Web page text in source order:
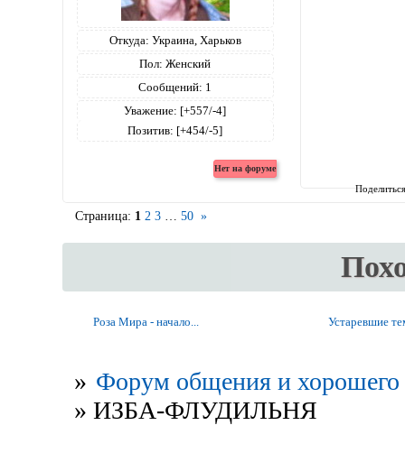
Откуда: Украина, Харьков
Пол: Женский
Сообщений: 1
Уважение: [+557/-4]
Позитив: [+454/-5]
Страница: 1 2 3 … 50 »
Роза Мира - начало... Устаревшие
» Форум общения и хорошего
» ИЗБА-ФЛУДИЛЬНЯ